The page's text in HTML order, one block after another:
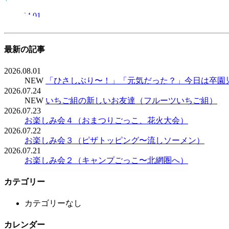
2013.04.01
最新の記事
2026.08.01
NEW
「ひさしぶり〜！」「元気だった？」今日は卒園
2026.07.24
NEW いちご組の新しいお友達（フルーツいちご組）
2026.07.23
お楽しみ会４（おまつりごっこ、花火大会）
2026.07.22
お楽しみ会３（ピザトッピング〜流しソーメン）
2026.07.21
お楽しみ会２（キャンプごっこ〜北網圏へ）
カテゴリー
カテゴリーなし
カレンダー